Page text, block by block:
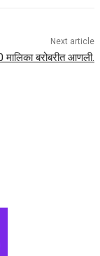
Next article
बरोबरीत आणली.